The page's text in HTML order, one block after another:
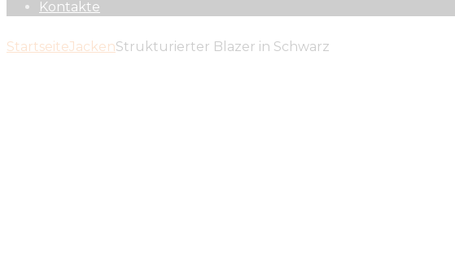
Kontakte
StartseiteJackenStrukturierter Blazer in Schwarz